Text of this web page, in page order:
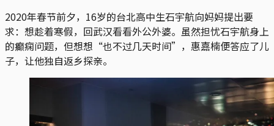
2020年春节前夕，16岁的台北高中生石宇航向妈妈提出要
求：想趁着寒假，回武汉看看外公外婆。虽然担忧石宇航身上
的癫痫问题，但想想“也不过几天时间”，惠嘉楠便答应了儿
子，让他独自返乡探亲。